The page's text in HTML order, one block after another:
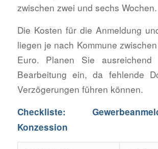
zwischen zwei und sechs Wochen.
Die Kosten für die Anmeldung
liegen je nach Kommune
Euro. Planen Sie
Bearbeitung ein, da fehlende
Verzögerungen führen können.
Checkliste:
Konzession